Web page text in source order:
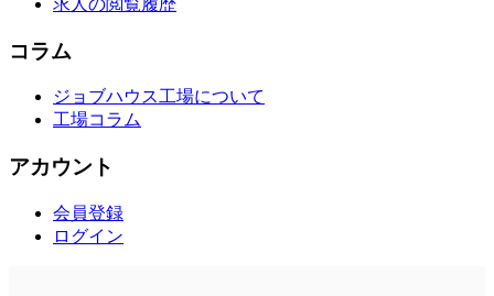
コラム
ジョブハウス工場について
工場コラム
アカウント
会員登録
ログイン